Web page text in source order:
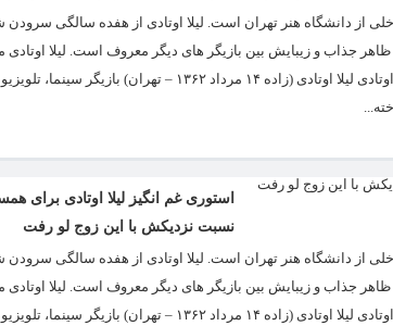
مدرک معماری داخلی از دانشگاه هنر تهران است. لیلا اوتادی از هفده
بازیگر های کم حاشیۀ فضای مجازی است. منبع: شمانیوز بیوگرافی لیلا اوتادی لیلا
استوری غم انگیز لیلا اوتادی برای
نسبت نزدیکش با این زوج لو رفت
مدرک معماری داخلی از دانشگاه هنر تهران است. لیلا اوتادی از هفده
بازیگر های کم حاشیۀ فضای مجازی است. منبع: شمانیوز بیوگرافی لیلا اوتادی لیلا